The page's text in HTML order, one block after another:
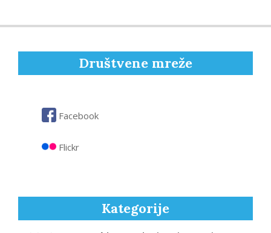
06-
Društvene mreže
Facebook
Flickr
Kategorije